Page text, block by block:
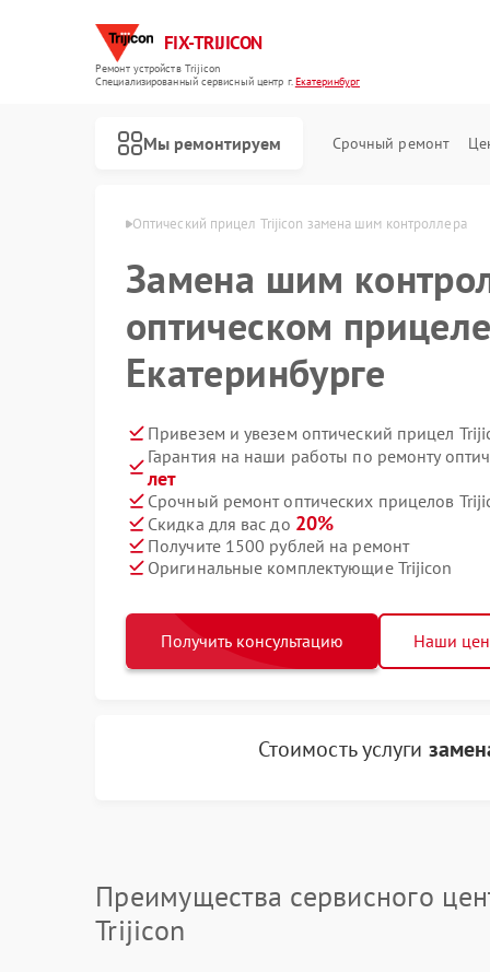
FIX-TRIJICON
Ремонт устройств Trijicon
Специализированный cервисный центр г.Екатеринбург
Мы ремонтируем Срочный ремонт
Оптический прицел Trijicon замена шим контроллера
Замена шим
оптическом
Екатеринбурге
Привезем и увезем оптический прицел
Гарантия на наши работы по ремонту
лет
Срочный ремонт оптических прицелов
Скидка для вас до 20%
Получите 1500 рублей на ремонт
Оригинальные комплектующие Trijicon
Получить консультацию Наши
Стоимость услуги
Преимущества сервисного
Trijicon